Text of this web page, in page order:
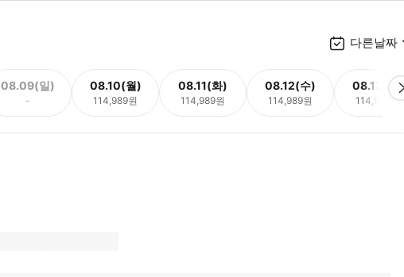
다른날짜
08.09(일)
-
08.10(월)
114,989원
08.11(화)
114,989원
08.12(수)
114,989원
08.13(목)
114,989원